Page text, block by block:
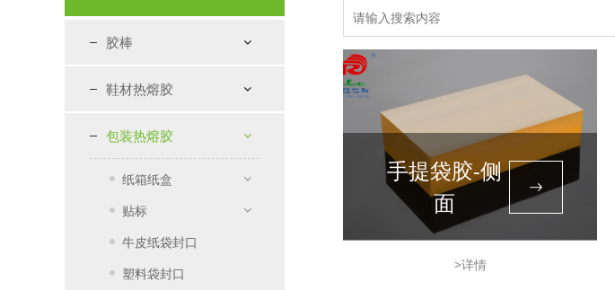
胶棒
鞋材热熔胶
包装热熔胶
纸箱纸盒
贴标
牛皮纸袋封口
塑料袋封口
手提袋胶-侧
面
>详情